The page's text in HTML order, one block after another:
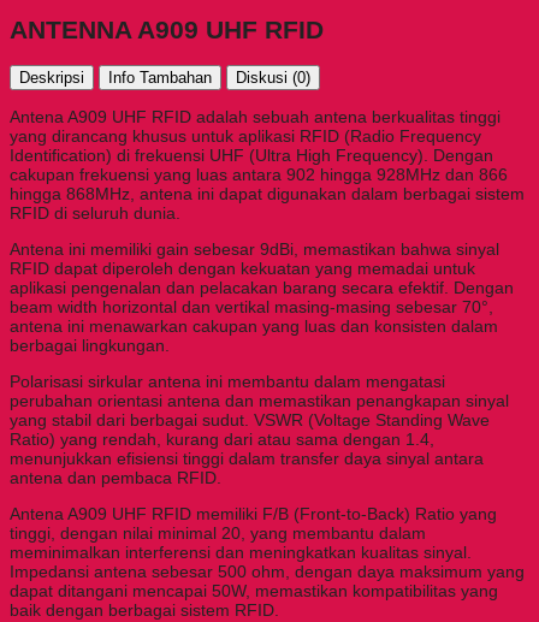
ANTENNA A909 UHF RFID
Deskripsi Info Tambahan Diskusi (0)
Antena A909 UHF RFID adalah sebuah antena berkualitas tinggi
yang dirancang khusus untuk aplikasi RFID (Radio Frequency
Identification) di frekuensi UHF (Ultra High Frequency). Dengan
cakupan frekuensi yang luas antara 902 hingga 928MHz dan 866
hingga 868MHz, antena ini dapat digunakan dalam berbagai sistem
RFID di seluruh dunia.
Antena ini memiliki gain sebesar 9dBi, memastikan bahwa sinyal
RFID dapat diperoleh dengan kekuatan yang memadai untuk
aplikasi pengenalan dan pelacakan barang secara efektif. Dengan
beam width horizontal dan vertikal masing-masing sebesar 70°,
antena ini menawarkan cakupan yang luas dan konsisten dalam
berbagai lingkungan.
Polarisasi sirkular antena ini membantu dalam mengatasi
perubahan orientasi antena dan memastikan penangkapan sinyal
yang stabil dari berbagai sudut. VSWR (Voltage Standing Wave
Ratio) yang rendah, kurang dari atau sama dengan 1.4,
menunjukkan efisiensi tinggi dalam transfer daya sinyal antara
antena dan pembaca RFID.
Antena A909 UHF RFID memiliki F/B (Front-to-Back) Ratio yang
tinggi, dengan nilai minimal 20, yang membantu dalam
meminimalkan interferensi dan meningkatkan kualitas sinyal.
Impedansi antena sebesar 500 ohm, dengan daya maksimum yang
dapat ditangani mencapai 50W, memastikan kompatibilitas yang
baik dengan berbagai sistem RFID.